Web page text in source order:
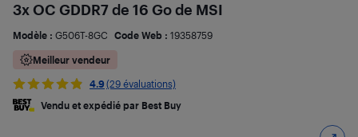
3x OC GDDR7 de 16 Go de MSI
Modèle : G506T-8GC Code Web : 19358759
Meilleur vendeur
4.9 (29 évaluations)
Vendu et expédié par Best Buy